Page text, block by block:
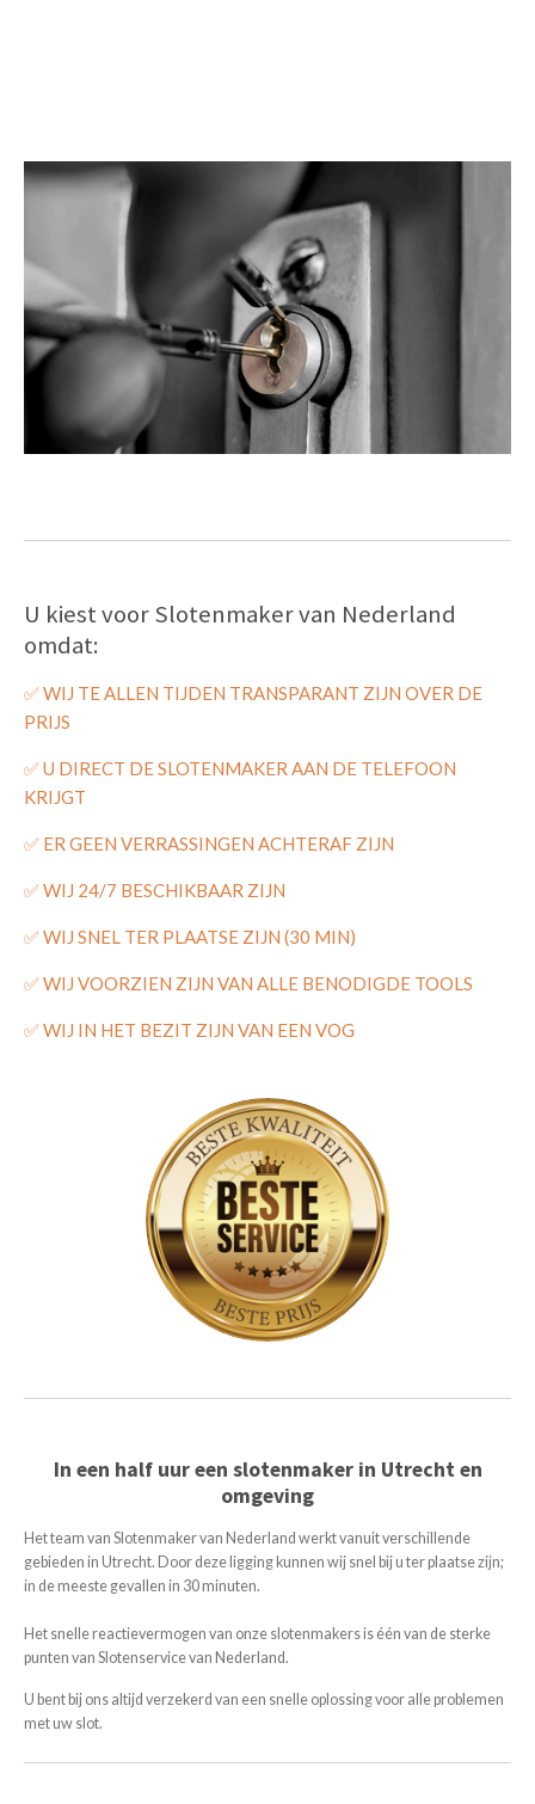
U kiest voor Slotenmaker van Nederland
omdat:
✅WIJ TE ALLEN TIJDEN TRANSPARANT ZIJN OVER DE
PRIJS
✅U DIRECT DE SLOTENMAKER AAN DE TELEFOON
KRIJGT
✅ ER GEEN VERRASSINGEN ACHTERAF ZIJN
✅WIJ 24/7 BESCHIKBAAR ZIJN
✅WIJ SNEL TER PLAATSE ZIJN (30 MIN)
✅WIJ VOORZIEN ZIJN VAN ALLE BENODIGDE TOOLS
✅WIJ IN HET BEZIT ZIJN VAN EEN VOG
In een half uur een slotenmaker in Utrecht en
omgeving
Het team van Slotenmaker van Nederland werkt vanuit verschillende
gebieden in Utrecht. Door deze ligging kunnen wij snel bij u ter plaatse zijn;
in de meeste gevallen in 30 minuten.
Het snelle reactievermogen van onze slotenmakers is één van de sterke
punten van Slotenservice van Nederland.
U bent bij ons altijd verzekerd van een snelle oplossing voor alle problemen
met uw slot.